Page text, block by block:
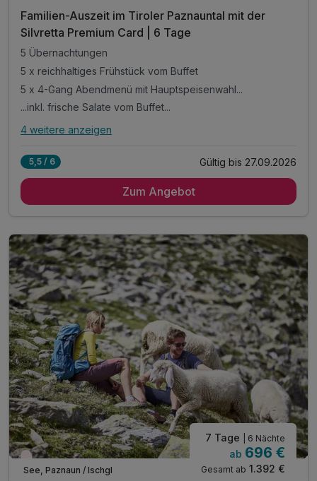
Familien-Auszeit im Tiroler Paznauntal mit der
Silvretta Premium Card | 6 Tage
5 Übernachtungen
5 x reichhaltiges Frühstück vom Buffet
5 x 4-Gang Abendmenü mit Hauptspeisenwahl...
...inkl. frische Salate vom Buffet...
Alle Inklusivleistungen
5 x reichhaltiges Frühstück vom Buffet
...wöchentlich Galadinner
Silvretta Card Premium*
inkl. Nutzung unseres Wellnessbereiches **
inkl. Nutzung unseres Freischwimmbades
4 weitere anzeigen
5,5 / 6 Gültig bis 27.09.2026
Zum Angebot
Wieder frei ab September
See, Paznaun / Ischgl
7 Tage | 6 Nächte
ab 696 €
Gesamt ab 1.392 €